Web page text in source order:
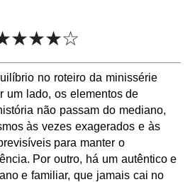
no roteiro da minissérie
um lado, os elementos de
não passam do mediano,
às vezes exagerados e às
para manter o
Por outro, há um autêntico e
e familiar, que jamais cai no